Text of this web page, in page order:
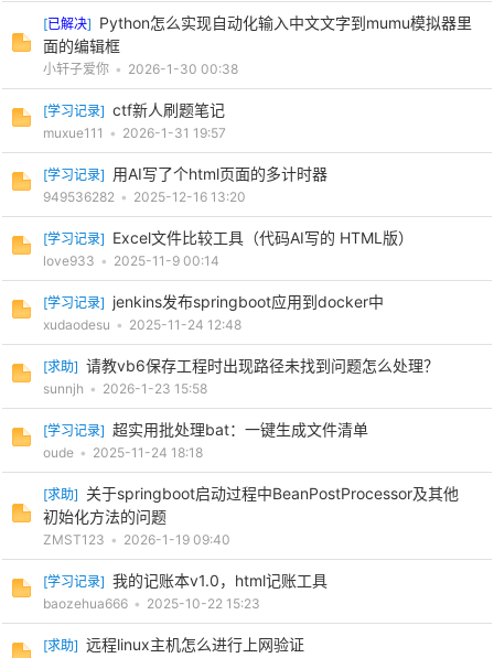
jie.
cn
[已解决] Python怎么实现自动化输入中文文字到mumu模拟器里
面的编辑框
小轩子爱你 • 2026-1-30 00:38
[学习记录] ctf新人刷题笔记
muxue111 • 2026-1-31 19:57
[学习记录] 用AI写了个html页面的多计时器
949536282 • 2025-12-16 13:20
[学习记录] Excel文件比较工具（代码AI写的 HTML版）
love933 • 2025-11-9 00:14
[学习记录] jenkins发布springboot应用到docker中
xudaodesu • 2025-11-24 12:48
[求助] 请教vb6保存工程时出现路径未找到问题怎么处理？
sunnjh • 2026-1-23 15:58
[学习记录] 超实用批处理bat：一键生成文件清单
oude • 2025-11-24 18:18
[求助] 关于springboot启动过程中BeanPostProcessor及其他
初始化方法的问题
ZMST123 • 2026-1-19 09:40
[学习记录] 我的记账本v1.0，html记账工具
baozehua666 • 2025-10-22 15:23
[求助] 远程linux主机怎么进行上网验证